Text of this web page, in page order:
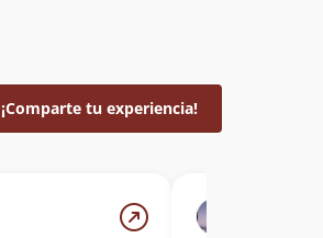
¡Comparte tu experiencia!